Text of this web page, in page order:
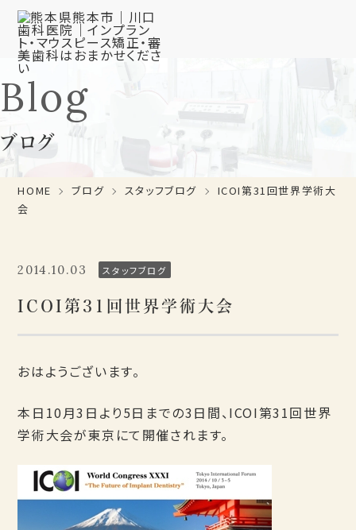
Blog
ブログ
HOME ブログ スタッフブログ
ICOI第31回世界学術大
会
2014.10.03 スタッフブログ
ICOI第31回世界学術大会
おはようございます。
本日10月3日より5日までの3日間、ICOI第31回世界
学術大会が東京にて開催されます。